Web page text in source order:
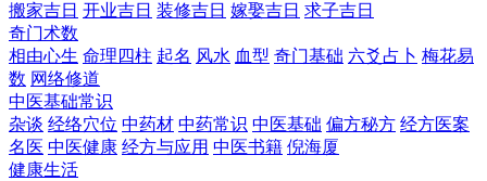
搬家吉日 开业吉日 装修吉日 嫁娶吉日 求子吉日
奇门术数
相由心生 命理四柱 起名 风水 血型 奇门基础 六爻占卜 梅花易
数 网络修道
中医基础常识
杂谈 经络穴位 中药材 中药常识 中医基础 偏方秘方 经方医案
名医 中医健康 经方与应用 中医书籍 倪海厦
健康生活